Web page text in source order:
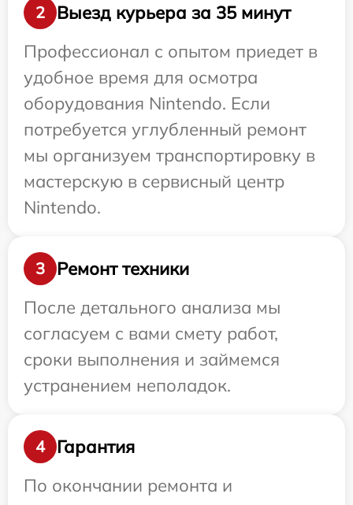
2
Выезд курьера за 35 минут
Профессионал с опытом приедет в
удобное время для осмотра
оборудования Nintendo. Если
потребуется углубленный ремонт
мы организуем транспортировку в
мастерскую в сервисный центр
Nintendo.
3
Ремонт техники
После детального анализа мы
согласуем с вами смету работ,
сроки выполнения и займемся
устранением неполадок.
4
Гарантия
По окончании ремонта и